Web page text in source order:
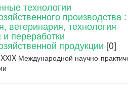
технологии
производства :
ветеринария, технология
переработки
продукции [0]
Международной научно-